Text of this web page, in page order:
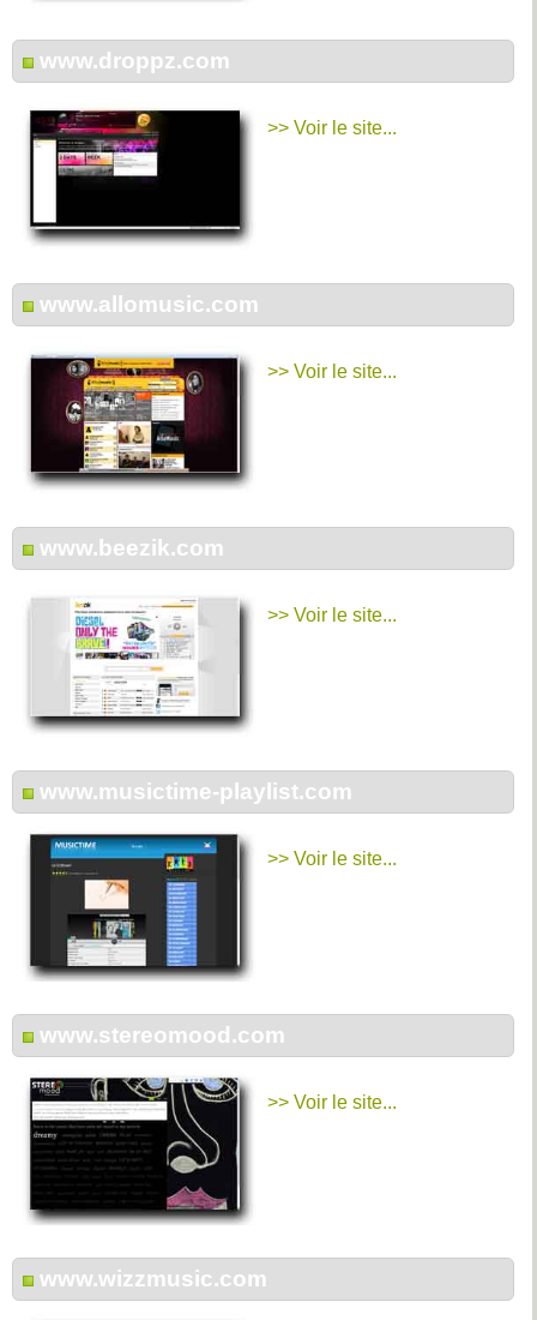
www.droppz.com
>> Voir le site...
www.allomusic.com
>> Voir le site...
www.beezik.com
>> Voir le site...
www.musictime-playlist.com
>> Voir le site...
www.stereomood.com
>> Voir le site...
www.wizzmusic.com